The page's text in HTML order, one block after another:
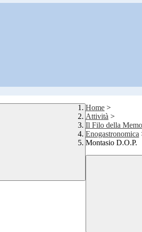
Home >
Attività >
Il Filo della
Enogastronomica
Montasio D.O.P.